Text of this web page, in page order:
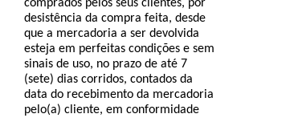
comprados pelos seus clientes, por
desistência da compra feita, desde
que a mercadoria a ser devolvida
esteja em perfeitas condições e sem
sinais de uso, no prazo de até 7
(sete) dias corridos, contados da
data do recebimento da mercadoria
pelo(a) cliente, em conformidade